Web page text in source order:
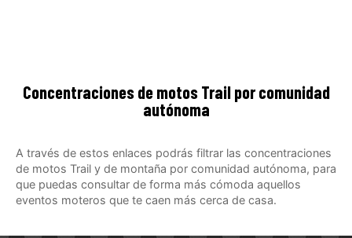
Concentraciones de motos Trail por comunidad
autónoma
A través de estos enlaces podrás filtrar las concentraciones
de motos Trail y de montaña por comunidad autónoma, para
que puedas consultar de forma más cómoda aquellos
eventos moteros que te caen más cerca de casa.